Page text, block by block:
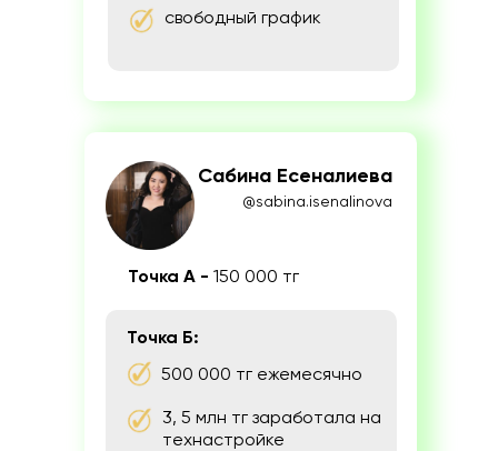
свободный график
Сабина Есеналиева
500 000 тг ежемесячно
3, 5 млн тг заработала на
технастройке
@sabina.isenalinova
Точка А - 150 000 тг
Точка Б: